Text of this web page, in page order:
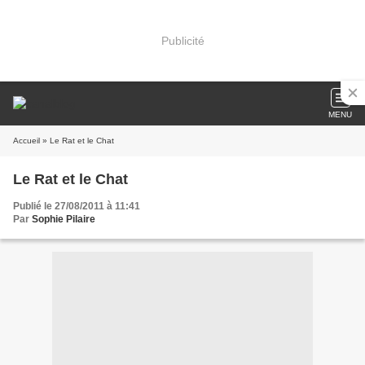
Publicité
MENU
Accueil » Le Rat et le Chat
Le Rat et le Chat
Publié le 27/08/2011 à 11:41
Par Sophie Pilaire